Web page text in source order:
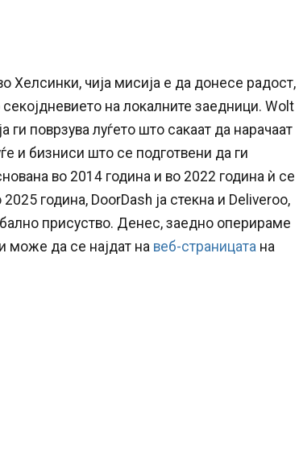
Хелсинки, чија мисија е да донесе радост,
на локалните заедници. Wolt
ги поврзува луѓето што сакаат да нарачаат
и бизниси што се подготвени да ги
во 2014 година и во 2022 година ѝ се
година, DoorDash ја стекна и Deliveroo,
присуство. Денес, заедно оперираме
може да се најдат на веб-страницата на